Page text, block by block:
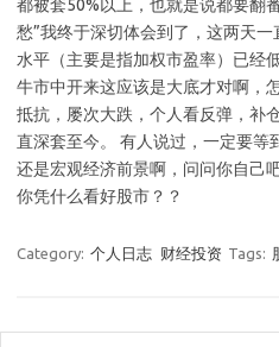
都被套50%以上，也就是说都要翻
愁”我终于深切体会到了，这两天
水平（主要是指加权市盈率）已经
牛市中开来这应该是大底才对啊，
抵抗，屡次大跌，个人看反弹，补
直深套至今。 有人说过，一定要等
还是宏观经济前景啊，问问你自己
你凭什么看好股市？？
Category: 个人日志 财经投资 Tags: